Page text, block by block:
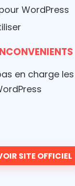
WordPress
en charge
SITE OFFICIEL